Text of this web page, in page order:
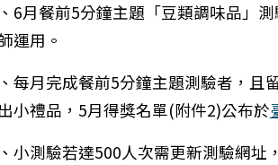
6月餐前5分鐘主題「豆類調味品」
運用。
每月完成餐前5分鐘主題測驗者，且
小禮品，5月得獎名單(附件2)公布於
小測驗若達500人次需更新測驗網